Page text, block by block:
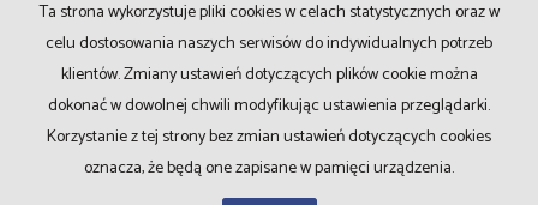
Halena sprzedaż
Obiektyna sprzedaż
Strona główna Notatnik Kontakt
LIBERA Nieruchomości Sabina Libera
Ta strona wykorzystuje pliki cookies w celach statystycznych oraz w
celu dostosowania naszych serwisów do indywidualnych potrzeb
klientów. Zmiany ustawień dotyczących plików cookie można
dokonać w dowolnej chwili modyfikując ustawienia przeglądarki.
Korzystanie z tej strony bez zmian ustawień dotyczących cookies
oznacza, że będą one zapisane w pamięci urządzenia.